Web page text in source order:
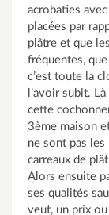
acrobaties
placées par
plâtre et que
fréquentes,
c’est toute la
l’avoir subit.
cette
3ème maison
ne sont pas
carreaux de
Alors ensuite
ses qualités
veut, un prix